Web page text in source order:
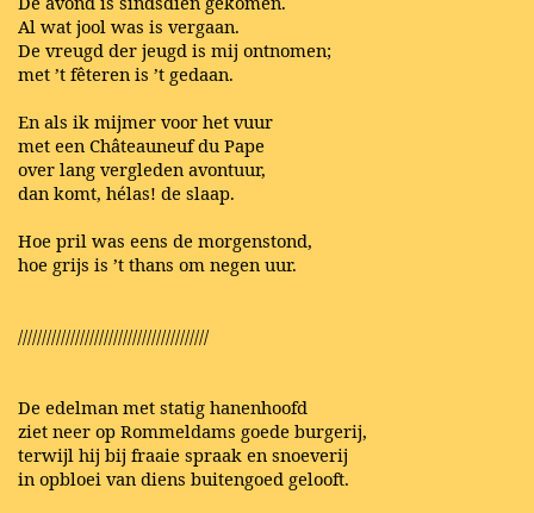
Al wat jool was is vergaan.
De vreugd der jeugd is mij ontnomen;
met ’t fêteren is ’t gedaan.
En als ik mijmer voor het vuur
met een Châteauneuf du Pape
over lang vergleden avontuur,
dan komt, hélas! de slaap.
Hoe pril was eens de morgenstond,
hoe grijs is ’t thans om negen uur.
////////////////////////////////////////
De edelman met statig hanenhoofd
ziet neer op Rommeldams goede burgerij,
terwijl hij bij fraaie spraak en snoeverij
in opbloei van diens buitengoed gelooft.